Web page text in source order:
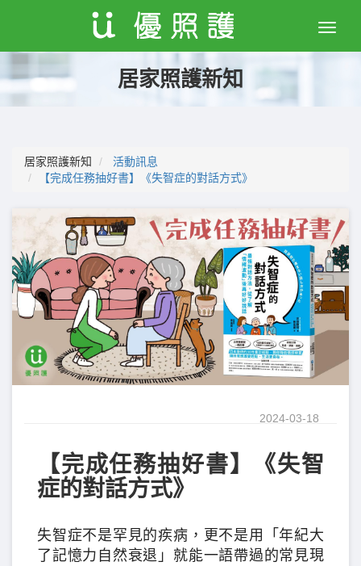
Toggle
居家照護新知
居家照護新知
活動訊息
【完成任務抽好書】《失智症的對話方式》
2024-03-18
【完成任務抽好書】《失智
症的對話方式》
失智症不是罕見的疾病，更不是用「年紀大
了記憶力自然衰退」就能一語帶過的常見現